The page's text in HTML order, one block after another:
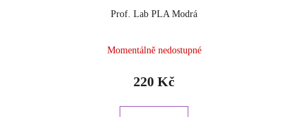
Prof. Lab PLA Modrá
Momentálně nedostupné
220 Kč